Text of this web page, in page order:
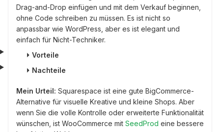
Drag-and-Drop einfügen und mit dem Verkauf beginnen,
ohne Code schreiben zu müssen. Es ist nicht so
anpassbar wie WordPress, aber es ist elegant und
einfach für Nicht-Techniker.
⏵ Vorteile
⏵ Nachteile
Mein Urteil: Squarespace ist eine gute BigCommerce-
Alternative für visuelle Kreative und kleine Shops. Aber
wenn Sie die volle Kontrolle oder erweiterte Funktionalität
wünschen, ist WooCommerce mit SeedProd eine bessere